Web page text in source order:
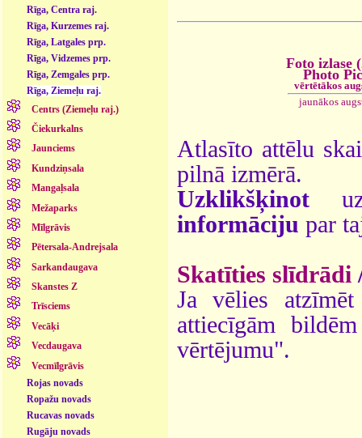
Rīga, Centra raj.
Rīga, Kurzemes raj.
Rīga, Latgales prp.
Rīga, Vidzemes prp.
Rīga, Zemgales prp.
Rīga, Ziemeļu raj.
Centrs (Ziemeļu raj.)
Čiekurkalns
Jaunciems
Kundziņsala
Mangaļsala
Mežaparks
Mīlgrāvis
Pētersala-Andrejsala
Sarkandaugava
Skanstes Z
Trīsciems
Vecāķi
Vecdaugava
Vecmīlgrāvis
Rojas novads
Ropažu novads
Rucavas novads
Rugāju novads
Foto izlase
Photo
vērtētākos
jaunākos
Atlasīto attēlu
pilnā izmērā.
Uzklikšķinot
informāciju par
Skatīties slīdrādi
Ja vēlies
attiecīgām
vērtējumu".